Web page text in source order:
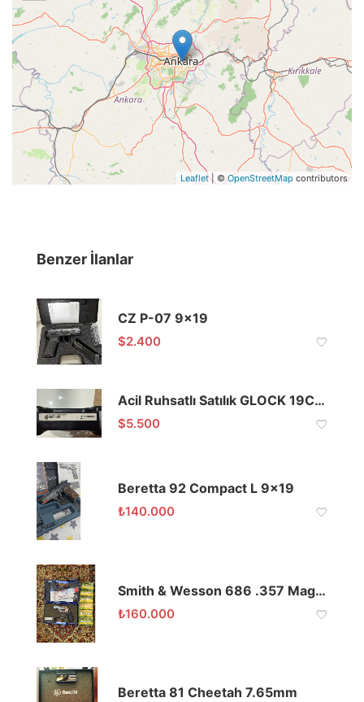
Leaflet| ©OpenStreetMap contributors
Benzer İlanlar
CZ P-07 9×19
$2.400
Acil Ruhsatlı Satılık GLOCK 19C 9×19
$5.500
Beretta 92 Compact L 9×19
₺140.000
Smith & Wesson 686 .357 Magnum 2.5 İnç
₺160.000
Beretta 81 Cheetah 7.65mm